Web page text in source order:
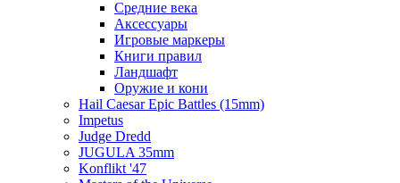
Средние века
Аксессуары
Игровые маркеры
Книги правил
Ландшафт
Оружие и кони
Hail Caesar Epic Battles (15mm)
Impetus
Judge Dredd
JUGULA 35mm
Konflikt '47